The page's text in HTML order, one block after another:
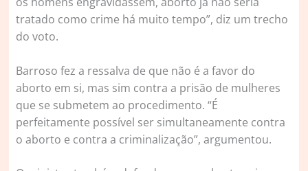
tratado como crime há muito tempo”, diz um trecho
do voto.
Barroso fez a ressalva de que não é a favor do
aborto em si, mas sim contra a prisão de mulheres
que se submetem ao procedimento. “É
perfeitamente possível ser simultaneamente contra
o aborto e contra a criminalização”, argumentou.